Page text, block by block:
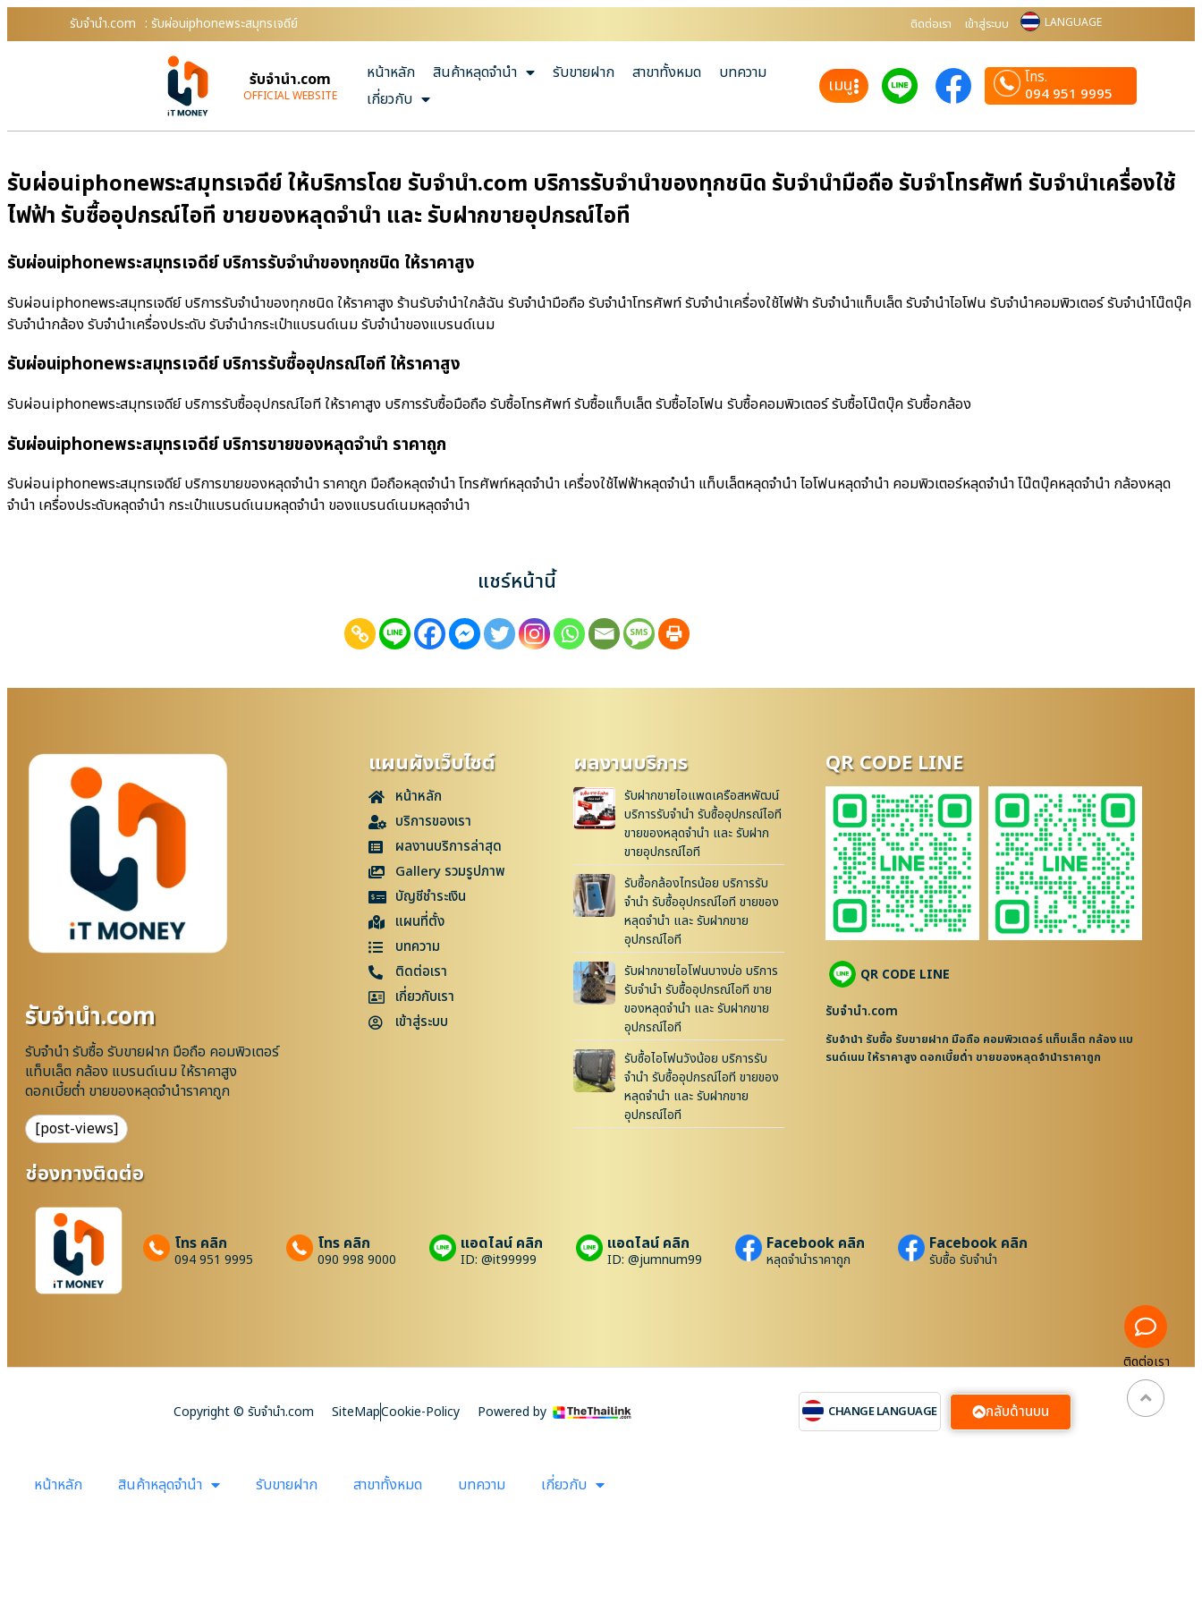
รับจํานํา.com : รับผ่อนiphoneพระสมุทรเจดีย์ ติดต่อเรา เข้าสู่ระบบ LANGUAGE
รับจํานํา.com
OFFICIAL WEBSITE
หน้าหลัก สินค้าหลุดจำนำ รับขายฝาก สาขาทั้งหมด
บทความ
เกี่ยวกับ
เมนู
โทร.
094 951 9995
รับผ่อนiphoneพระสมุทรเจดีย์ ให้บริการโดย รับจํานํา.com บริการรับจำนำของทุกชนิด รับจำนำมือถือ รับจำโทรศัพท์ รับจำนำเครื่องใช้
ไฟฟ้า รับซื้ออุปกรณ์ไอที ขายของหลุดจำนำ และ รับฝากขายอุปกรณ์ไอที
รับผ่อนiphoneพระสมุทรเจดีย์ บริการรับจำนำของทุกชนิด ให้ราคาสูง
รับผ่อนiphoneพระสมุทรเจดีย์ บริการรับจำนำของทุกชนิด ให้ราคาสูง ร้านรับจํานําใกล้ฉัน รับจำนำมือถือ รับจำนำโทรศัพท์ รับจำนำเครื่องใช้ไฟฟ้า รับจำนำแท็บเล็ต รับจำนำไอโฟน รับจำนำคอมพิวเตอร์ รับจำนำโน๊ตบุ๊ค
รับจำนำกล้อง รับจำนำเครื่องประดับ รับจำนำกระเป๋าแบรนด์เนม รับจำนำของแบรนด์เนม
รับผ่อนiphoneพระสมุทรเจดีย์ บริการรับซื้ออุปกรณ์ไอที ให้ราคาสูง
รับผ่อนiphoneพระสมุทรเจดีย์ บริการรับซื้ออุปกรณ์ไอที ให้ราคาสูง บริการรับซื้อมือถือ รับซื้อโทรศัพท์ รับซื้อแท็บเล็ต รับซื้อไอโฟน รับซื้อคอมพิวเตอร์ รับซื้อโน๊ตบุ๊ค รับซื้อกล้อง
รับผ่อนiphoneพระสมุทรเจดีย์ บริการขายของหลุดจำนำ ราคาถูก
รับผ่อนiphoneพระสมุทรเจดีย์ บริการขายของหลุดจำนำ ราคาถูก มือถือหลุดจำนำ โทรศัพท์หลุดจำนำ เครื่องใช้ไฟฟ้าหลุดจำนำ แท็บเล็ตหลุดจำนำ ไอโฟนหลุดจำนำ คอมพิวเตอร์หลุดจำนำ โน๊ตบุ๊คหลุดจำนำ กล้องหลุด
จำนำ เครื่องประดับหลุดจำนำ กระเป๋าแบรนด์เนมหลุดจำนำ ของแบรนด์เนมหลุดจำนำ
แชร์หน้านี้
รับจํานํา.com
รับจำนำ รับซื้อ รับขายฝาก มือถือ คอมพิวเตอร์
แท็บเล็ต กล้อง แบรนด์เนม ให้ราคาสูง
ดอกเบี้ยต่ำ ขายของหลุดจำนำราคาถูก
[post-views]
แผนผังเว็บไซต์
หน้าหลัก
บริการของเรา
ผลงานบริการล่าสุด
Gallery รวมรูปภาพ
บัญชีชำระเงิน
แผนที่ตั้ง
บทความ
ติดต่อเรา
เกี่ยวกับเรา
เข้าสู่ระบบ
ผลงานบริการ
รับฝากขายไอแพดเครือสหพัฒน์
บริการรับจำนำ รับซื้ออุปกรณ์ไอที
ขายของหลุดจำนำ และ รับฝาก
ขายอุปกรณ์ไอที
รับซื้อกล้องไทรน้อย บริการรับ
จำนำ รับซื้ออุปกรณ์ไอที ขายของ
หลุดจำนำ และ รับฝากขาย
อุปกรณ์ไอที
รับฝากขายไอโฟนบางบ่อ บริการ
รับจำนำ รับซื้ออุปกรณ์ไอที ขาย
ของหลุดจำนำ และ รับฝากขาย
อุปกรณ์ไอที
รับซื้อไอโฟนวังน้อย บริการรับ
จำนำ รับซื้ออุปกรณ์ไอที ขายของ
หลุดจำนำ และ รับฝากขาย
อุปกรณ์ไอที
QR CODE LINE
QR CODE LINE
รับจํานํา.com
รับจำนำ รับซื้อ รับขายฝาก มือถือ คอมพิวเตอร์ แท็บเล็ต กล้อง แบ
รนด์เนม ให้ราคาสูง ดอกเบี้ยต่ำ ขายของหลุดจำนำราคาถูก
ช่องทางติดต่อ
โทร คลิก
094 951 9995
โทร คลิก
090 998 9000
แอดไลน์ คลิก
ID: @it99999
แอดไลน์ คลิก
ID: @jumnum99
Facebook คลิก
หลุดจำนำราคาถูก
Facebook คลิก
รับซื้อ รับจำนำ
Copyright © รับจํานํา.com SiteMapCookie-Policy Powered by CHANGE LANGUAGE กลับด้านบน
ติดต่อเรา
หน้าหลัก สินค้าหลุดจำนำ รับขายฝาก สาขาทั้งหมด บทความ เกี่ยวกับ